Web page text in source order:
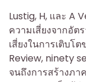
Lustig, H, และ A
ความเสี่ยงจากอัต
เสี่ยงในการเติบโ
Review, ninety
จนถึงการสร้างภ